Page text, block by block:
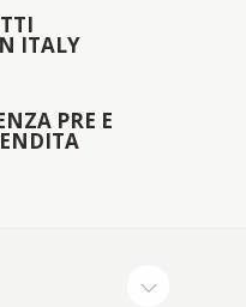
ITALY
PRE E